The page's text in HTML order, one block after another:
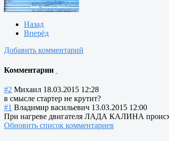
Назад
Вперёд
Добавить комментарий
Комментарии
#2 Михаил 18.03.2015 12:28
в смысле стартер не крутит?
#1 Владимир васильевич 13.03.2015 12:00
При нагреве двигателя ЛАДА КАЛИНА
Обновить список комментариев